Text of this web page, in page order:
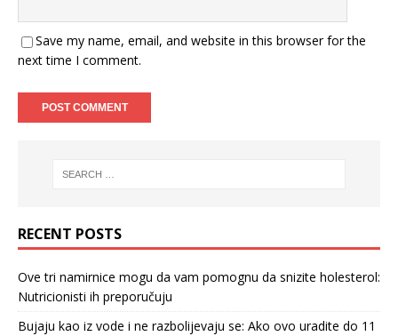
Save my name, email, and website in this browser for the
next time I comment.
RECENT POSTS
Ove tri namirnice mogu da vam pomognu da snizite holesterol:
Nutricionisti ih preporučuju
Bujaju kao iz vode i ne razbolijevaju se: Ako ovo uradite do 11